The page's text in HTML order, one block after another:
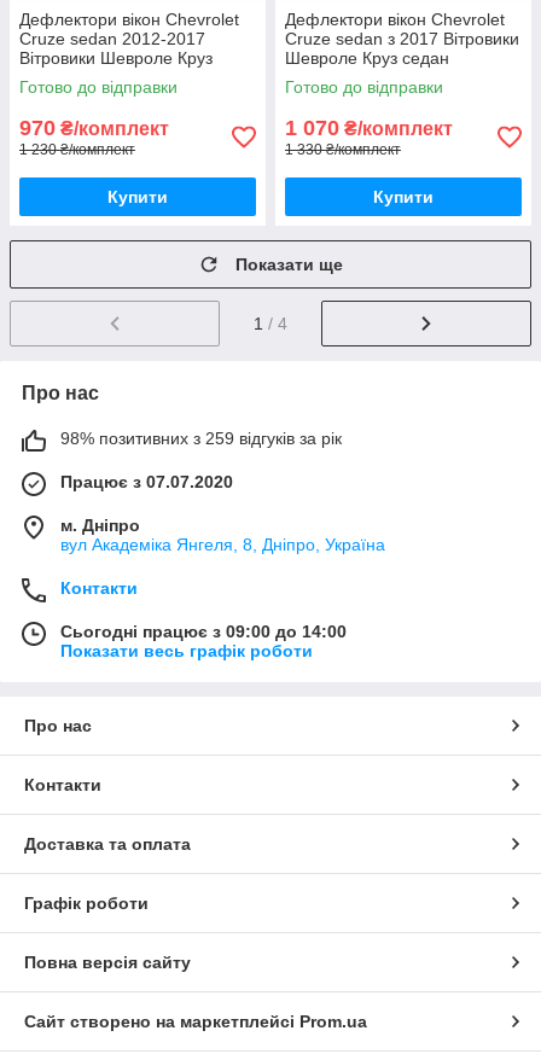
Дефлектори вікон Chevrolet
Cruze sedan 2012-2017
Вітровики Шевроле Круз
седан дефлектори 4шт з
2012 по 2017
Готово до відправки
970 ₴/комплект
1 230 ₴/комплект
Купити
Дефлектори вікон Chevrolet
Cruze sedan з 2017 Вітровики
Шевроле Круз седан
дефлектори 4шт з 2017-
Готово до відправки
1 070 ₴/комплект
1 330 ₴/комплект
Купити
Показати ще
1 / 4
Про нас
98% позитивних з 259 відгуків за рік
Працює з 07.07.2020
м. Дніпро
вул Академіка Янгеля, 8, Дніпро, Україна
Контакти
Сьогодні працює з 09:00 до 14:00
Показати весь графік роботи
Про нас
Контакти
Доставка та оплата
Графік роботи
Повна версія сайту
Сайт створено на маркетплейсі Prom.ua